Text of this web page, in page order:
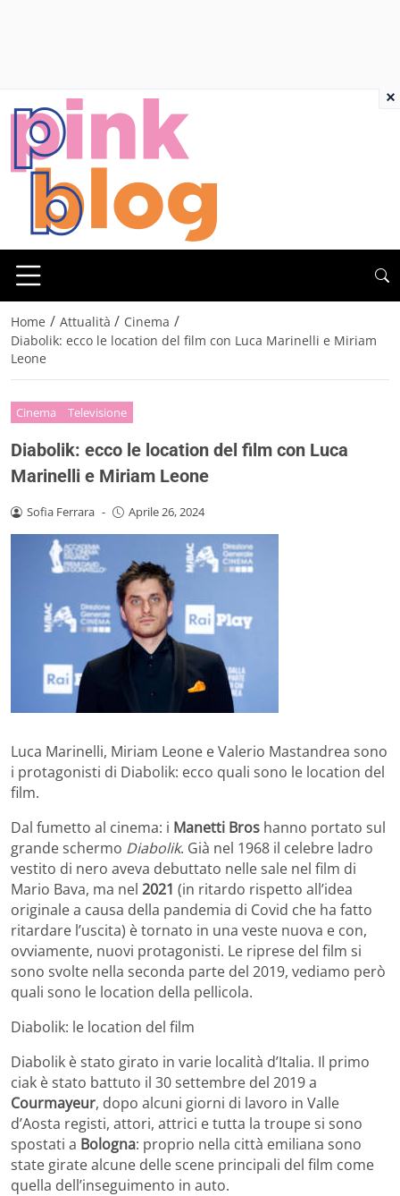
Home / Attualità / Cinema /
Diabolik: ecco le location del film con Luca Marinelli e Miriam
Leone
Cinema Televisione
Diabolik: ecco le location del film con Luca
Marinelli e Miriam Leone
Sofia Ferrara - Aprile 26, 2024
Luca Marinelli, Miriam Leone e Valerio Mastandrea sono
i protagonisti di Diabolik: ecco quali sono le location del
film.
Dal fumetto al cinema: i Manetti Bros hanno portato sul
grande schermo Diabolik. Già nel 1968 il celebre ladro
vestito di nero aveva debuttato nelle sale nel film di
Mario Bava, ma nel 2021 (in ritardo rispetto all’idea
originale a causa della pandemia di Covid che ha fatto
ritardare l’uscita) è tornato in una veste nuova e con,
ovviamente, nuovi protagonisti. Le riprese del film si
sono svolte nella seconda parte del 2019, vediamo però
quali sono le location della pellicola.
Diabolik: le location del film
Diabolik è stato girato in varie località d’Italia. Il primo
ciak è stato battuto il 30 settembre del 2019 a
Courmayeur, dopo alcuni giorni di lavoro in Valle
d’Aosta registi, attori, attrici e tutta la troupe si sono
spostati a Bologna: proprio nella città emiliana sono
state girate alcune delle scene principali del film come
quella dell’inseguimento in auto.
×